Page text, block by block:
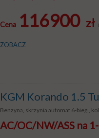
Cena 116900 zł
ZOBACZ
KGM Korando 1.5
Benzyna, skrzynia automat 6-bieg.,
AC/OC/NW/ASS na